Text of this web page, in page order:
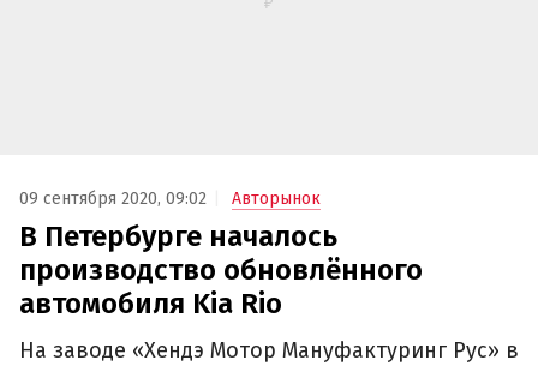
09 сентября 2020, 09:02 Авторынок
В Петербурге началось
производство обновлённого
автомобиля Kia Rio
На заводе «Хендэ Мотор Мануфактуринг Рус» в